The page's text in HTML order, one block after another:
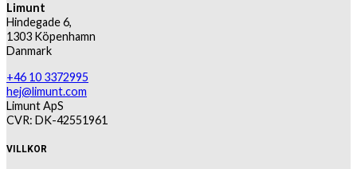
Limunt
Hindegade 6,
1303 Köpenhamn
Danmark
+46 10 3372995
hej@limunt.com
Limunt ApS
CVR: DK-42551961
VILLKOR